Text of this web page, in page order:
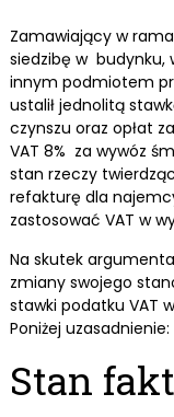
Zamawiający w
siedzibę w budynku,
innym podmiotem
ustalił jednolitą
czynszu oraz opłat
VAT 8% za wywóz
stan rzeczy
refakturę dla
zastosować VAT w
Na skutek
zmiany swojego
stawki podatku VAT
Poniżej uzasadnienie:
Stan